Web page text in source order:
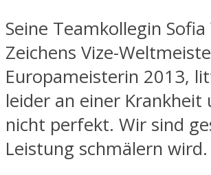
Seine Teamkollegin
Zeichens Vize-
Europameisterin 2013,
leider an einer
nicht perfekt. Wir sind
Leistung schmälern wird.